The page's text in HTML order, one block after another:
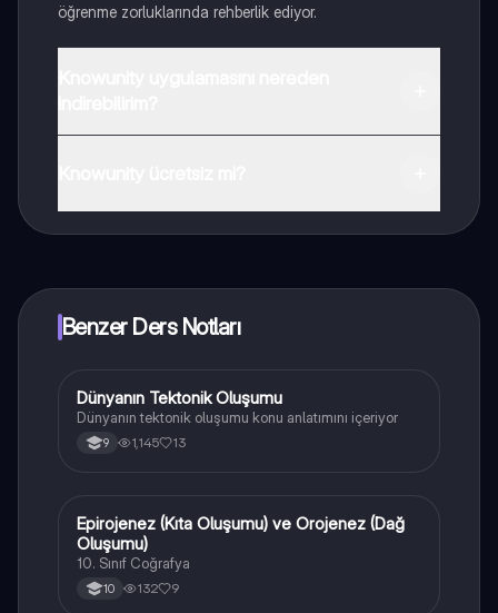
öğrenme zorluklarında rehberlik ediyor.
Benzer Ders Notları
Coğrafya
Dünyanın Tektonik Oluşumu
Dünyanın tektonik oluşumu konu anlatımını içeriyor
9 1,145 13
Coğrafya
Epirojenez (Kıta Oluşumu) ve Orojenez (Dağ
Oluşumu)
10. Sınıf Coğrafya
10 132 9